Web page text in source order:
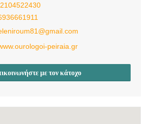
2104522430
peiraia.gr
με τον κάτοχο